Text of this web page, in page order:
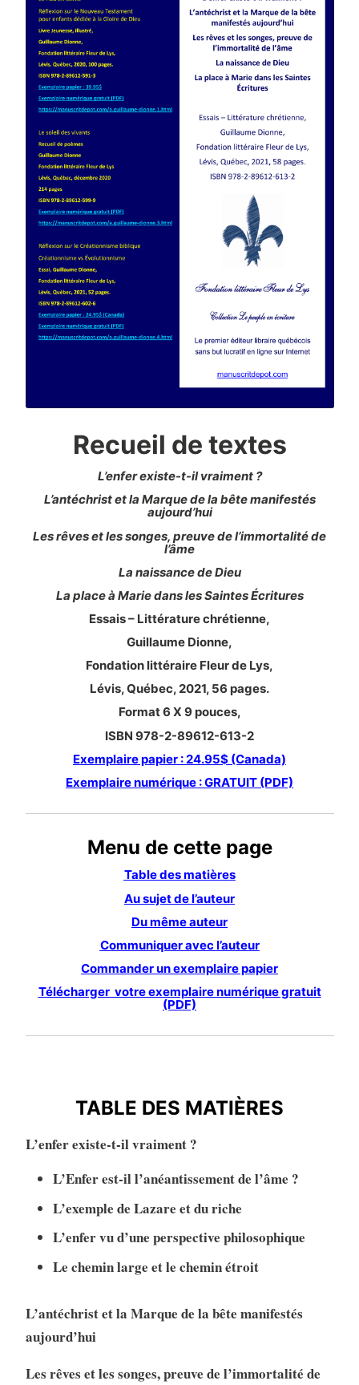
Recueil de textes
L’enfer existe-t-il vraiment ?
L’antéchrist et la Marque de la bête manifestés
aujourd’hui
Les rêves et les songes, preuve de l’immortalité de
l’âme
La naissance de Dieu
La place à Marie dans les Saintes Écritures
Essais – Littérature chrétienne,
Guillaume Dionne,
Fondation littéraire Fleur de Lys,
Lévis, Québec, 2021, 56 pages.
Format 6 X 9 pouces,
ISBN 978-2-89612-613-2
Exemplaire papier : 24.95$ (Canada)
Exemplaire numérique : GRATUIT (PDF)
Menu de cette page
Table des matières
Au sujet de l’auteur
Du même auteur
Communiquer avec l’auteur
Commander un exemplaire papier
Télécharger votre exemplaire numérique gratuit
(PDF)
TABLE DES MATIÈRES
L’enfer existe-t-il vraiment ?
L’Enfer est-il l’anéantissement de l’âme ?
L’exemple de Lazare et du riche
L’enfer vu d’une perspective philosophique
Le chemin large et le chemin étroit
L’antéchrist et la Marque de la bête manifestés
aujourd’hui
Les rêves et les songes, preuve de l’immortalité de